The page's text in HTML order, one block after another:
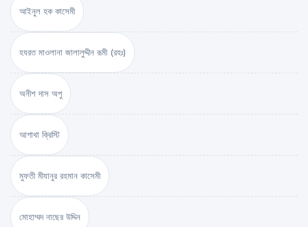
আইনুল হক কাসেমী
হযরত মাওলানা জালালুদ্দীন রূমী (রহঃ)
অনীশ দাস অপু
আগাথা ক্রিস্টি
মুফতী মীযানুর রহমান কাসেমী
মোহাম্মদ নাছের উদ্দিন